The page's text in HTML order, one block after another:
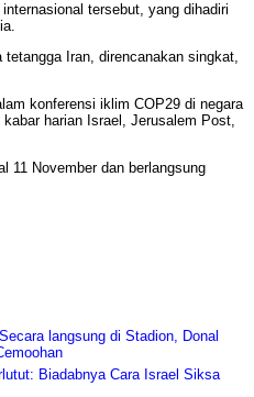
tersebut, yang dihadiri
tetangga Iran, direncanakan singkat,
konferensi iklim COP29 di negara
harian Israel, Jerusalem Post,
11 November dan berlangsung
langsung di Stadion, Donal
Biadabnya Cara Israel Siksa